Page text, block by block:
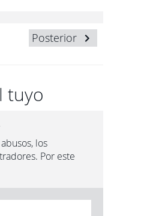
Posterior
tuyo
los
Por este